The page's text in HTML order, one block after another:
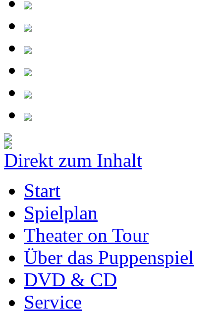
Direkt zum Inhalt
Start
Spielplan
Theater on Tour
Über das Puppenspiel
DVD & CD
Service